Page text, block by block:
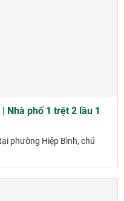
Nhà phố 1 trệt 2 lầu 1
phường Hiệp Bình, chú